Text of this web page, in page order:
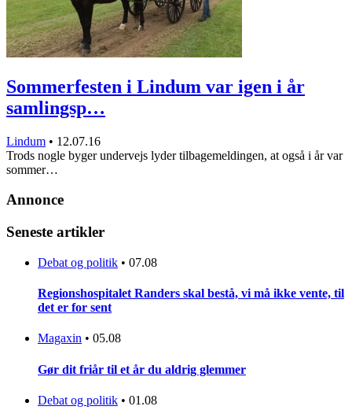
Sommerfesten i Lindum var igen i år
samlingsp…
Lindum • 12.07.16
Trods nogle byger undervejs lyder tilbagemeldingen, at også i år var
sommer…
Annonce
Seneste artikler
Debat og politik • 07.08
Regionshospitalet Randers skal bestå, vi må ikke vente, til
det er for sent
Magaxin • 05.08
Gør dit friår til et år du aldrig glemmer
Debat og politik • 01.08